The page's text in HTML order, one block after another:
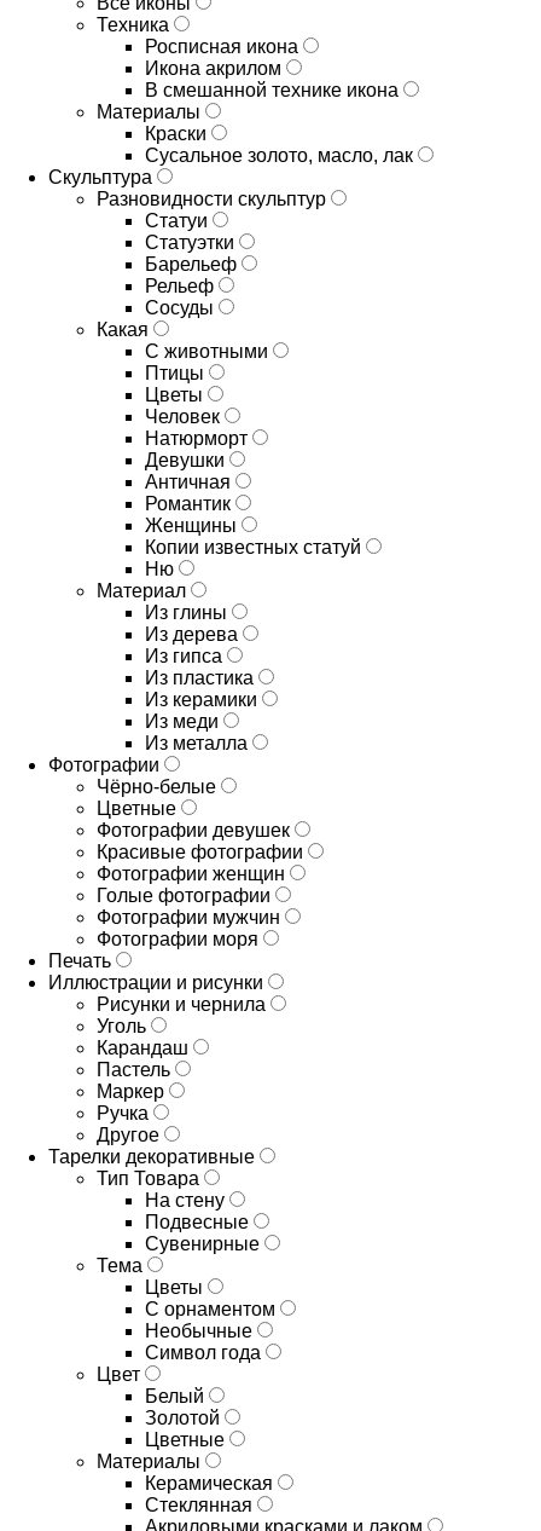
Техника
Росписная икона
Икона акрилом
В смешанной технике икона
Материалы
Краски
Сусальное золото, масло, лак
Скульптура
Разновидности скульптур
Статуи
Статуэтки
Барельеф
Рельеф
Сосуды
Какая
С животными
Птицы
Цветы
Человек
Натюрморт
Девушки
Античная
Романтик
Женщины
Копии известных статуй
Ню
Материал
Из глины
Из дерева
Из гипса
Из пластика
Из керамики
Из меди
Из металла
Фотографии
Чёрно-белые
Цветные
Фотографии девушек
Красивые фотографии
Фотографии женщин
Голые фотографии
Фотографии мужчин
Фотографии моря
Печать
Иллюстрации и рисунки
Рисунки и чернила
Уголь
Карандаш
Пастель
Маркер
Ручка
Другое
Тарелки декоративные
Тип Товара
На стену
Подвесные
Сувенирные
Тема
Цветы
С орнаментом
Необычные
Символ года
Цвет
Белый
Золотой
Цветные
Материалы
Керамическая
Стеклянная
Акриловыми красками и лаком